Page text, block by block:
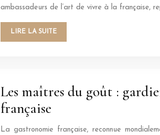
ambassadeurs de l’art de vivre à la française,
LIRE LA SUITE
Les maîtres du goût :
française
La gastronomie française, reconnue